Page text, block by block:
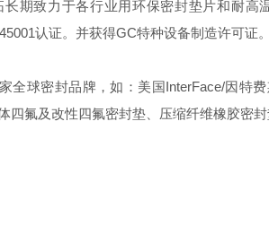
长期致力于各行业用环保密封垫片和耐高
认证。并获得GC特种设备制造许可证
全球密封品牌，如：美国InterFace/因特
四氟及改性四氟密封垫、压缩纤维橡胶密